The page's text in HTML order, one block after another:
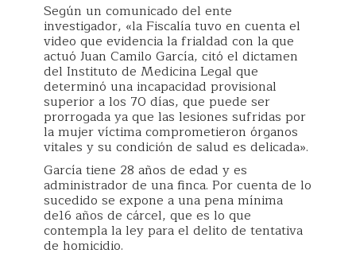
Según un comunicado del ente
investigador, «la Fiscalía tuvo en cuenta el
video que evidencia la frialdad con la que
actuó Juan Camilo García, citó el dictamen
del Instituto de Medicina Legal que
determinó una incapacidad provisional
superior a los 70 días, que puede ser
prorrogada ya que las lesiones sufridas por
la mujer víctima comprometieron órganos
vitales y su condición de salud es delicada».
García tiene 28 años de edad y es
administrador de una finca. Por cuenta de lo
sucedido se expone a una pena mínima
de16 años de cárcel, que es lo que
contempla la ley para el delito de tentativa
de homicidio.